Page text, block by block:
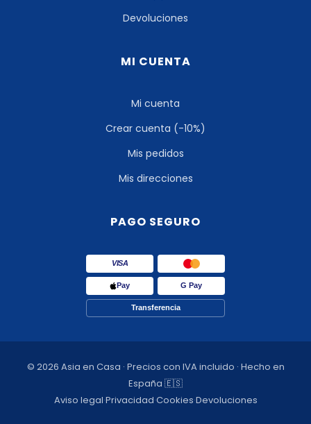
Devoluciones
MI CUENTA
Mi cuenta
Crear cuenta (-10%)
Mis pedidos
Mis direcciones
PAGO SEGURO
VISA
Pay G Pay
Transferencia
© 2026 Asia en Casa · Precios con IVA incluido · Hecho en
España 🇪🇸
Aviso legal·Privacidad·Cookies·Devoluciones